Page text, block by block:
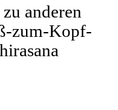
anderen
zum-Kopf-